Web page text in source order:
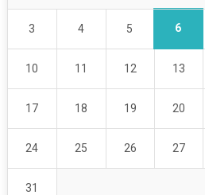
3 4 5 6
10 11 12 13
17 18 19 20
24 25 26 27
31